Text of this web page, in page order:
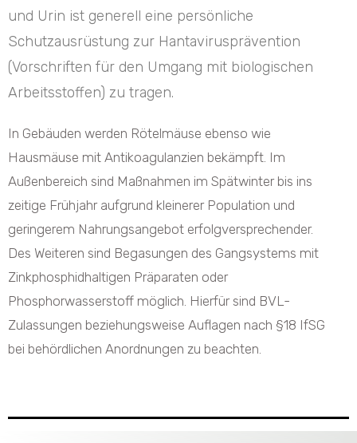
und Urin ist generell eine persönliche
Schutzausrüstung zur Hantavirusprävention
(Vorschriften für den Umgang mit biologischen
Arbeitsstoffen) zu tragen.
In Gebäuden werden Rötelmäuse ebenso wie
Hausmäuse mit Antikoagulanzien bekämpft. Im
Außenbereich sind Maßnahmen im Spätwinter bis ins
zeitige Frühjahr aufgrund kleinerer Population und
geringerem Nahrungsangebot erfolgversprechender.
Des Weiteren sind Begasungen des Gangsystems mit
Zinkphosphidhaltigen Präparaten oder
Phosphorwasserstoff möglich. Hierfür sind BVL-
Zulassungen beziehungsweise Auflagen nach §18 IfSG
bei behördlichen Anordnungen zu beachten.